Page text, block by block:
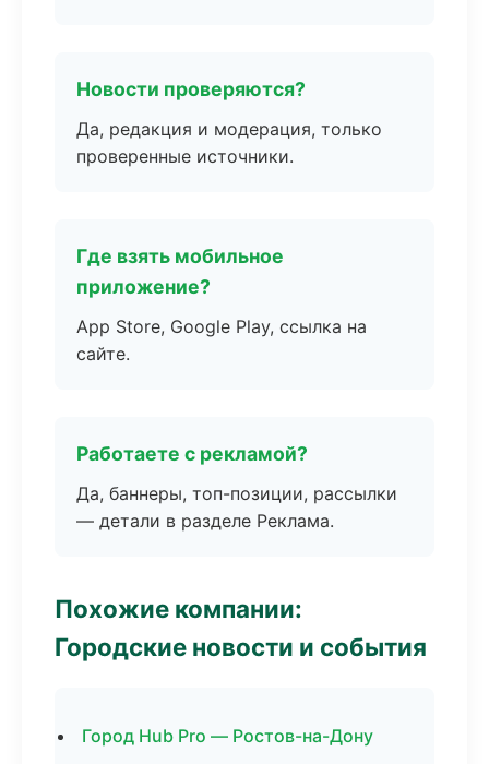
Новости проверяются?
Да, редакция и модерация, только
проверенные источники.
Где взять мобильное
приложение?
App Store, Google Play, ссылка на
сайте.
Работаете с рекламой?
Да, баннеры, топ-позиции, рассылки
— детали в разделе Реклама.
Похожие компании:
Городские новости и события
Город Hub Pro — Ростов-на-Дону